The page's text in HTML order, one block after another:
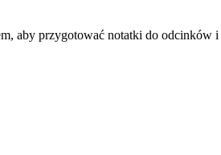
aby przygotować notatki do odcinków